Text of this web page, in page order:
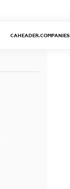
CAHEADER.COMPANIES